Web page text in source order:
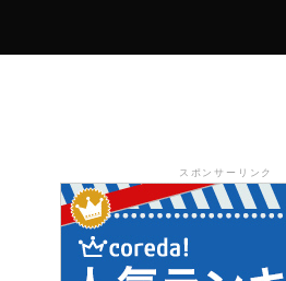
スポンサーリンク